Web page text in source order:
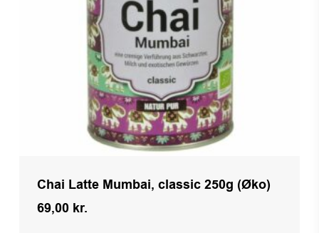
Chai Latte Mumbai, classic 250g (Øko)
69,00 kr.